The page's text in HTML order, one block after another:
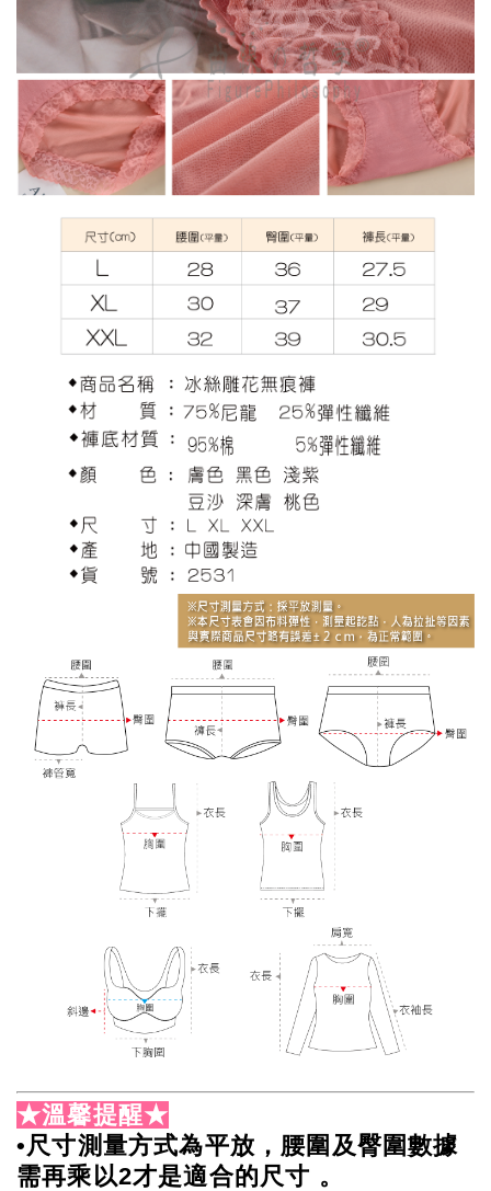
★溫馨提醒★
•尺寸測量方式為平放，腰圍及臀圍數據
需再乘以2才是適合的尺寸 。